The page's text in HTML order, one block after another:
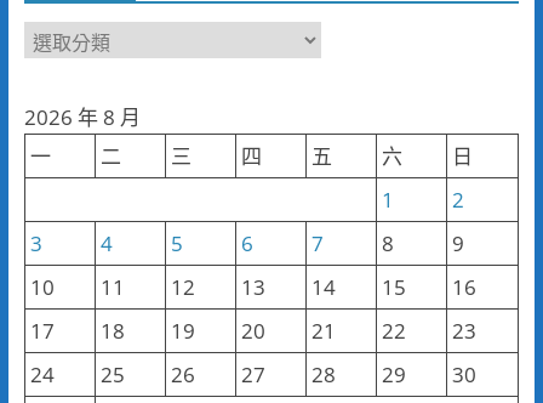
新
類
2026 年 8 月
一
二 三 四 五 六
日
1
2
3
4 5 6 7 8
9
10
11 12 13 14 15
16
17
18 19 20 21 22
23
24
25 26 27 28 29
30